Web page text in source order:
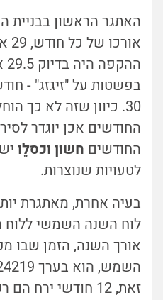
האתגר הראשון בבניית
30. כיוון שזה לא כך
החודשים אכן יוגדר
החודשים חשון וכסלֵו
לטעויות שנוצרות.
בעיה אחרת, מאתגרת
לוח השנה השמשי ללוח
אורך השנה, הזמן שבו